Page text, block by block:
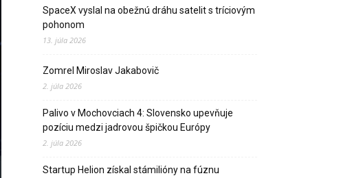
SpaceX vyslal na obežnú dráhu satelit s tríciovým
pohonom
13. júla 2026
Zomrel Miroslav Jakabovič
2. júla 2026
Palivo v Mochovciach 4: Slovensko upevňuje
pozíciu medzi jadrovou špičkou Európy
2. júla 2026
Startup Helion získal stámilióny na fúznu